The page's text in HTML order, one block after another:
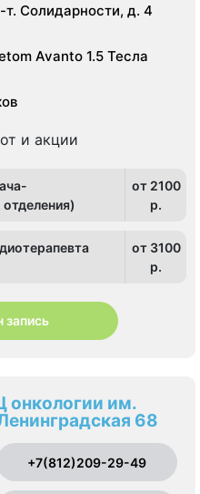
Солидарности, д. 4
Avanto 1.5 Тесла
и акции
от 2100
p.
от 3100
p.
запись
им.
68
+7(812)209-29-49